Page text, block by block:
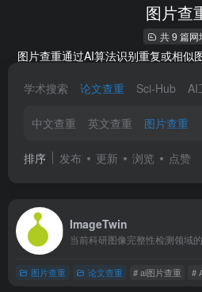
图片查
共 9 篇网
图片查重通过AI算法识别重复或相似
增，其技术将向多模态识别、跨平
学术搜索 论文查重 Sci-Hub AI
中文查重 英文查重 图片查重
排序 发布 更新 浏览 点赞
ImageTwin
图片查重 论文查重 # ai图片查重 #